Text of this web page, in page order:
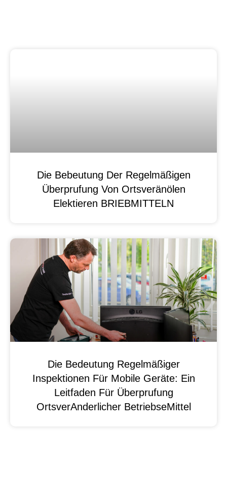
Die Bebeutung Der Regelmäßigen
Überprufung Von Ortsveränölen
Elektieren BRIEBMITTELN
Die Bedeutung Regelmäßiger
Inspektionen Für Mobile Geräte: Ein
Leitfaden Für Überprufung
OrtsverAnderlicher BetriebseMittel